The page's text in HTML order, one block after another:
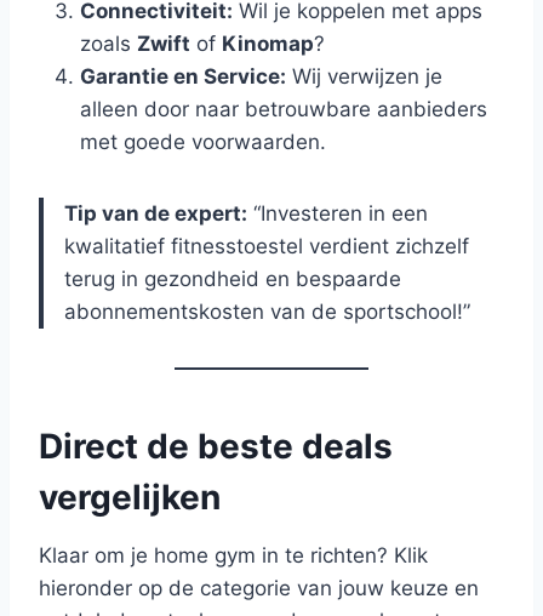
Connectiviteit: Wil je koppelen met apps
zoals Zwift of Kinomap?
Garantie en Service: Wij verwijzen je
alleen door naar betrouwbare aanbieders
met goede voorwaarden.
Tip van de expert: “Investeren in een
kwalitatief fitnesstoestel verdient zichzelf
terug in gezondheid en bespaarde
abonnementskosten van de sportschool!”
Direct de beste deals
vergelijken
Klaar om je home gym in te richten? Klik
hieronder op de categorie van jouw keuze en